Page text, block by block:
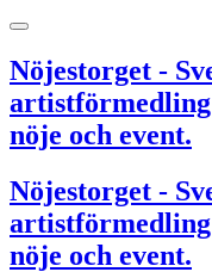
Nöjestorget -
nöje och event.
Nöjestorget -
nöje och event.